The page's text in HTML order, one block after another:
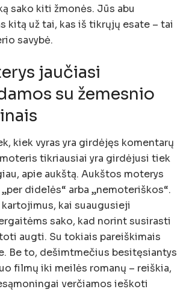
sako kiti žmonės. Jūs abu
kitą už tai, kas iš tikrųjų esate – tai
savybė.
jaučiasi
su žemesnio
kiek vyras yra girdėjęs komentarų
tikriausiai yra girdėjusi tiek
apie aukštą. Aukštos moterys
didelės“ arba „nemoteriškos“.
kai suaugusieji
sako, kad norint susirasti
augti. Su tokiais pareiškimais
Be to, dešimtmečius besitęsiantys
​​filmų iki meilės romanų – reiškia,
verčiamos ieškoti